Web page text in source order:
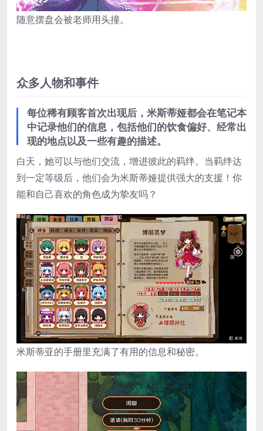
随意摆盘会被老师用头撞。
众多人物和事件
每位稀有顾客首次出现后，米斯蒂娅都会在笔记本
中记录他们的信息，包括他们的饮食偏好、经常出
现的地点以及一些有趣的描述。
白天，她可以与他们交流，增进彼此的羁绊。当羁绊达
到一定等级后，他们会为米斯蒂娅提供强大的支援！你
能和自己喜欢的角色成为挚友吗？
米斯蒂亚的手册里充满了有用的信息和秘密。